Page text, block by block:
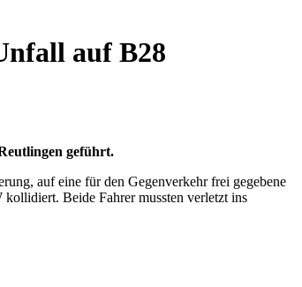
auf B28
geführt.
auf eine für den Gegenverkehr frei gegebene
Beide Fahrer mussten verletzt ins